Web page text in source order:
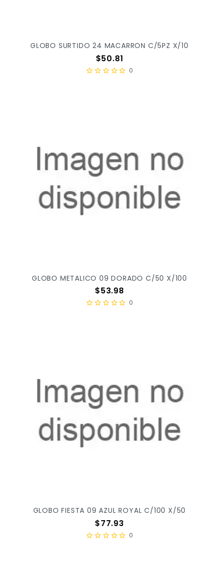
GLOBO SURTIDO 24 MACARRON C/5PZ X/10
Precio
$50.81
0
GLOBO METALICO 09 DORADO C/50 X/100
Precio
$53.98
0
GLOBO FIESTA 09 AZUL ROYAL C/100 X/50
Precio
$77.93
0